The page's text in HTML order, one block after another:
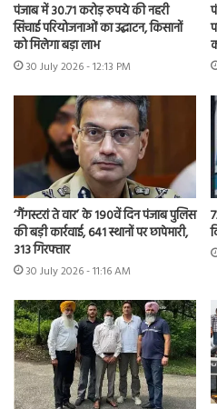
पंजाब में 30.71 करोड़ रुपये की नहरी
सिंचाई परियोजनाओं का उद्घाटन, किसानों
को मिलेगा बड़ा लाभ
30 July 2026 - 12:13 PM
‘गैंगस्टरां ते वार’ के 190वें दिन पंजाब पुलिस
की बड़ी कार्रवाई, 641 स्थानों पर छापेमारी,
313 गिरफ्तार
30 July 2026 - 11:16 AM